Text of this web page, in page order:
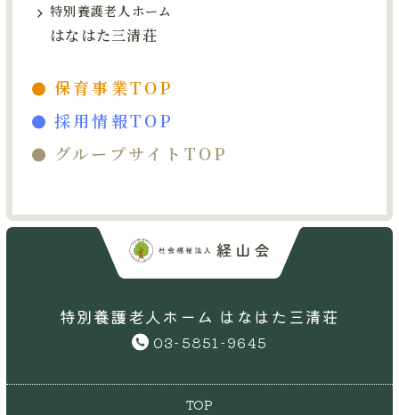
特別養護老人ホーム
はなはた三清荘
保育事業TOP
採用情報TOP
グループサイトTOP
特別養護老人ホーム はなはた三清荘
03-5851-9645
TOP